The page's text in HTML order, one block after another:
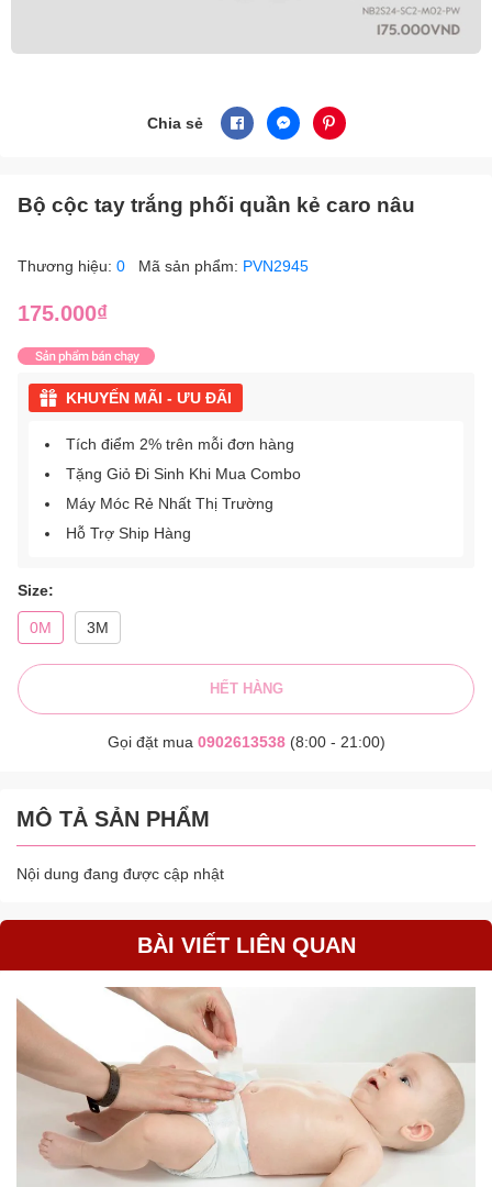
Chia sẻ
Bộ cộc tay trắng phối quần kẻ caro nâu
Thương hiệu: 0 Mã sản phẩm: PVN2945
175.000₫
KHUYẾN MÃI - ƯU ĐÃI
Tích điểm 2% trên mỗi đơn hàng
Tặng Giỏ Đi Sinh Khi Mua Combo
Máy Móc Rẻ Nhất Thị Trường
Hỗ Trợ Ship Hàng
Size:
0M 3M
HẾT HÀNG
Gọi đặt mua 0902613538(8:00 - 21:00)
MÔ TẢ SẢN PHẨM
Nội dung đang được cập nhật
BÀI VIẾT LIÊN QUAN